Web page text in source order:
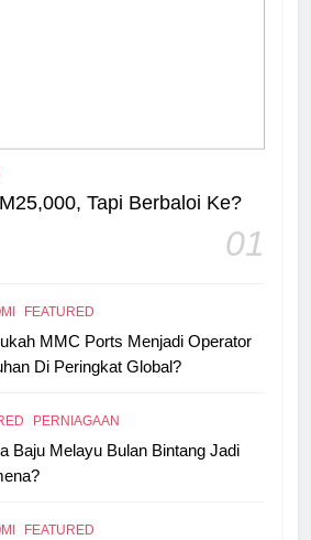
Tapi Berbaloi Ke?
01
FEATURED
MMC Ports Menjadi Operator
Di Peringkat Global?
PERNIAGAAN
Baju Melayu Bulan Bintang Jadi
FEATURED